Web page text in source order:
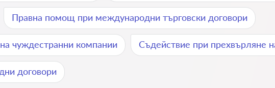
Правна помощ при международни търговски договори
чуждестранни компании Съдействие при прехвърляне
договори